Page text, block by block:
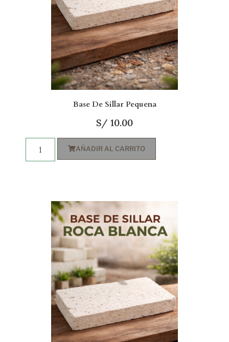
Base De Sillar Pequena
S/ 10.00
AÑADIR AL CARRITO